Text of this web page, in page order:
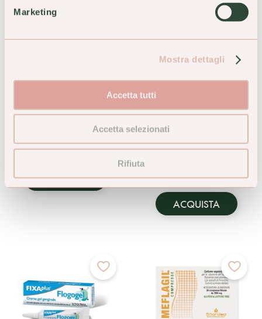
Marketing
Mostra dettagli
Accetta tutti
Accetta selezionati
Rifiuta
Lemuria Cilantro 45 Capsule
Integratore Alimentare
27,00 €
ACQUISTA
Solgar Orange C 90
Tavolette Masticabili
all'Arancia con Vitamina C
29,80 €
ACQUISTA